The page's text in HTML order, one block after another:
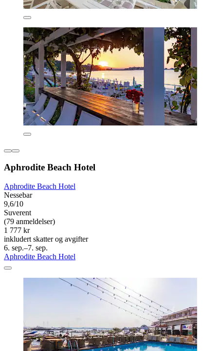
Aphrodite Beach Hotel
Aphrodite Beach Hotel
Nessebar
9,6/10
Suverent
(79 anmeldelser)
1 777 kr
inkludert skatter og avgifter
6. sep.–7. sep.
Aphrodite Beach Hotel